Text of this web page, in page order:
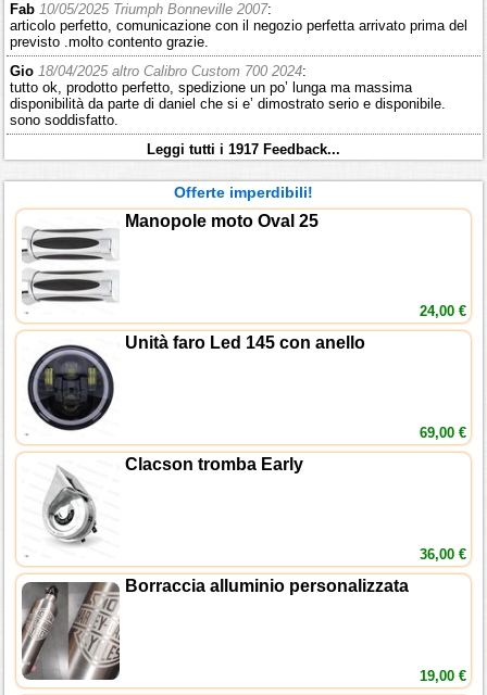
Fab 10/05/2025 Triumph Bonneville 2007:
articolo perfetto, comunicazione con il negozio perfetta arrivato prima del
previsto .molto contento grazie.
Gio 18/04/2025 altro Calibro Custom 700 2024:
tutto ok, prodotto perfetto, spedizione un po’ lunga ma massima
disponibilità da parte di daniel che si e’ dimostrato serio e disponibile.
sono soddisfatto.
Leggi tutti i 1917 Feedback...
Offerte imperdibili!
Manopole moto Oval 25
24,00 €
Unità faro Led 145 con anello
69,00 €
Clacson tromba Early
36,00 €
Borraccia alluminio personalizzata
19,00 €